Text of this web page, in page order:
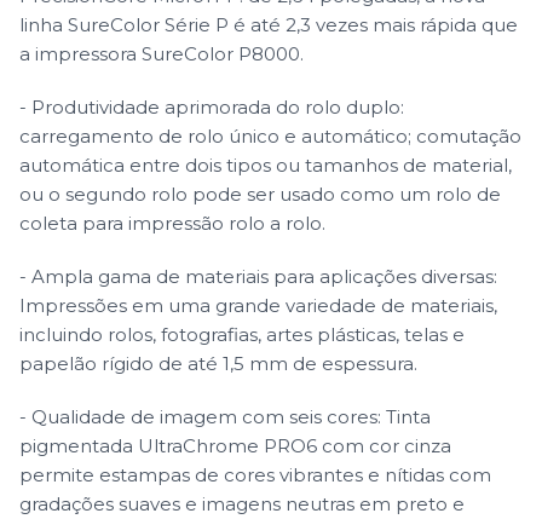
linha SureColor Série P é até 2,3 vezes mais rápida que
a impressora SureColor P8000.
- Produtividade aprimorada do rolo duplo:
carregamento de rolo único e automático; comutação
automática entre dois tipos ou tamanhos de material,
ou o segundo rolo pode ser usado como um rolo de
coleta para impressão rolo a rolo.
- Ampla gama de materiais para aplicações diversas:
Impressões em uma grande variedade de materiais,
incluindo rolos, fotografias, artes plásticas, telas e
papelão rígido de até 1,5 mm de espessura.
- Qualidade de imagem com seis cores: Tinta
pigmentada UltraChrome PRO6 com cor cinza
permite estampas de cores vibrantes e nítidas com
gradações suaves e imagens neutras em preto e